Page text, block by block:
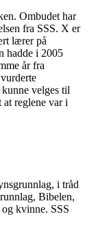
Ombudet har
fra SSS. X er
lærer på
hadde i 2005
år fra
velges til
at reglene var i
i tråd
Bibelen,
kvinne. SSS